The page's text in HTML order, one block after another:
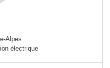
Alpes
électrique